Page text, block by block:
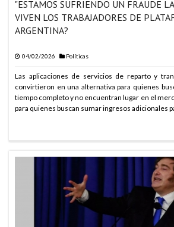
DEFENSA
ARABIA SAUDITA, TURQUÍA Y PAKISTÁN
DEFENSA
ARABIA SAUDITA, TURQUÍA Y PAKISTÁN
ARABIA SAUDITA, TURQUÍA Y PAKISTÁN
DEFENSA
ARABIA SAUDITA, TURQUÍA Y PAKISTÁN
ARABIA SAUDITA, TURQUÍA Y PAKISTÁN
ARABIA SAUDITA, TURQUÍA Y PAKISTÁN
ARABIA SAUDITA, TURQUÍA Y PAKISTÁN
ARABIA SAUDITA, TURQUÍA Y PAKISTÁN
"ESTAMOS SUFRIENDO UN FRAUDE
VIVEN LOS TRABAJADORES DE
ARGENTINA?
04/02/2026 Políticas
Las aplicaciones de servicios de reparto y
convirtieron en una alternativa para quienes
tiempo completo y no encuentran lugar en el
para quienes buscan sumar ingresos adicionales